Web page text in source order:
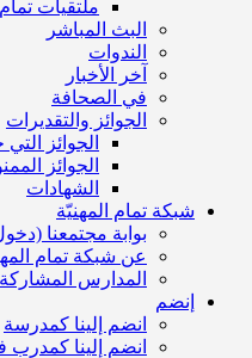
ملتقيات تمام
البث المباشر
الندوات
آخر الأخبار
في الصحافة
الجوائز والتقديرات
الجوائز التي
الجوائز
الشهادات
شبكة تمام المهنيّة
بوابة مجتمعنا
عن شبكة تمام
المدارس المشاركة
إنضم
انضم إلينا كمدرسة
انضم إلينا كمدرب